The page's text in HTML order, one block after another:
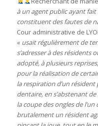
à un agent public ayant fait
constituent des fautes de
Cour administrative de
« usait régulièrement de
s’adresser à des résidents
adopté, à plusieurs
pour la réalisation de
la respiration d’un
dentaire, en s’abstenant
la coupe des ongles de
brutalement un résident